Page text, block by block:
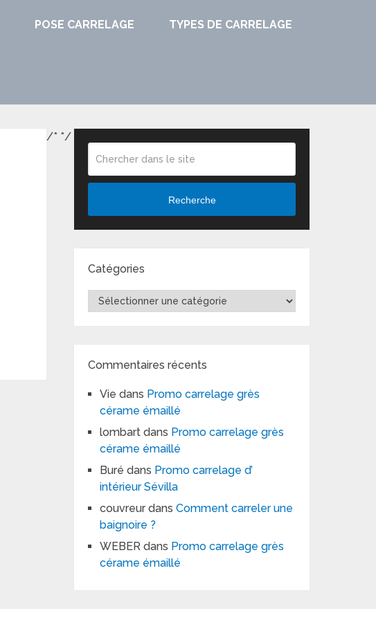
POSE CARRELAGE TYPES DE CARRELAGE
Recherche
Catégories
Catégories
Commentaires récents
Vie dans Promo carrelage grès
cérame émaillé
lombart dans Promo carrelage grès
cérame émaillé
Buré dans Promo carrelage d’
intérieur Sévilla
couvreur dansComment carreler une
baignoire ?
WEBER dans Promo carrelage grès
cérame émaillé
/* */